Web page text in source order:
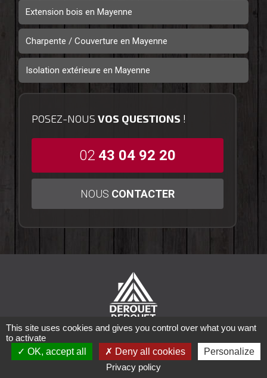
Extension bois en Mayenne
Charpente / Couverture en Mayenne
Isolation extérieure en Mayenne
POSEZ-NOUSVOS QUESTIONS !
02 43 04 92 20
NOUS CONTACTER
DEROUET
417 rue de Rennes
l.derouet@derouet-
bois.fr
This site uses cookies and gives you control over what you want
to activate
OK, accept all
Deny all cookies
Personalize
Privacy policy